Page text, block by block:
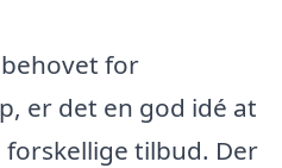
for
er det en god idé at
tilbud. Der